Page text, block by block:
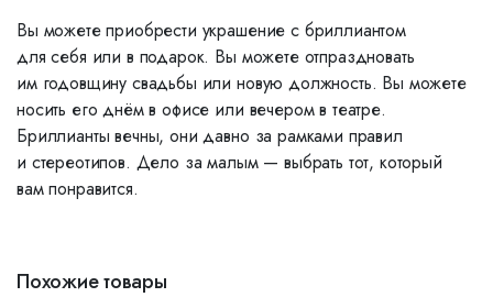
Вы можете приобрести украшение с бриллиантом
для себя или в подарок. Вы можете отпраздновать
им годовщину свадьбы или новую должность. Вы можете
носить его днём в офисе или вечером в театре.
Бриллианты вечны, они давно за рамками правил
и стереотипов. Дело за малым — выбрать тот, который
вам понравится.
Похожие товары